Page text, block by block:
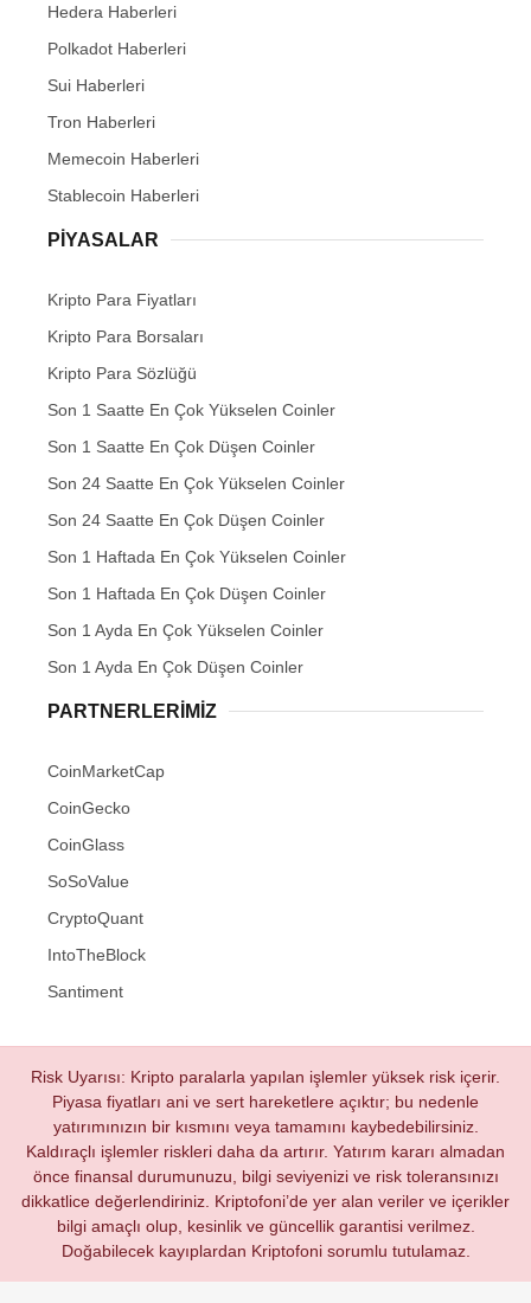
Hedera Haberleri
Polkadot Haberleri
Sui Haberleri
Tron Haberleri
Memecoin Haberleri
Stablecoin Haberleri
PIYASALAR
Kripto Para Fiyatları
Kripto Para Borsaları
Kripto Para Sözlüğü
Son 1 Saatte En Çok Yükselen Coinler
Son 1 Saatte En Çok Düşen Coinler
Son 24 Saatte En Çok Yükselen Coinler
Son 24 Saatte En Çok Düşen Coinler
Son 1 Haftada En Çok Yükselen Coinler
Son 1 Haftada En Çok Düşen Coinler
Son 1 Ayda En Çok Yükselen Coinler
Son 1 Ayda En Çok Düşen Coinler
PARTNERLERIMIZ
CoinMarketCap
CoinGecko
CoinGlass
SoSoValue
CryptoQuant
IntoTheBlock
Santiment
Risk Uyarısı: Kripto paralarla yapılan işlemler yüksek risk içerir.
Piyasa fiyatları ani ve sert hareketlere açıktır; bu nedenle
yatırımınızın bir kısmını veya tamamını kaybedebilirsiniz.
Kaldıraçlı işlemler riskleri daha da artırır. Yatırım kararı almadan
önce finansal durumunuzu, bilgi seviyenizi ve risk toleransınızı
dikkatlice değerlendiriniz. Kriptofoni’de yer alan veriler ve içerikler
bilgi amaçlı olup, kesinlik ve güncellik garantisi verilmez.
Doğabilecek kayıplardan Kriptofoni sorumlu tutulamaz.